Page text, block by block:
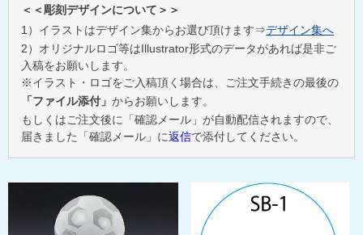
＜＜彫刻デザインについて＞＞
1）イラストはデザイン集からお選び頂けます⇒デザイン集へ
2）オリジナルロゴ等はIllustrator形式のデータがあれば是非ご
入稿をお願いします。
※イラスト・ロゴをご入稿頂く場合は、ご注文手続きの最後の
「ファイル添付」 からお願いします。
もしくはご注文後に「確認メール」が自動配信されますので、
届きました「確認メール」に返信で添付してください。